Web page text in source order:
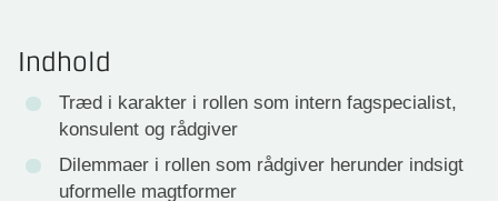
Indhold
Træd i karakter i rollen som intern fagspecialist,
konsulent og rådgiver
Dilemmaer i rollen som rådgiver herunder indsigt
uformelle magtformer